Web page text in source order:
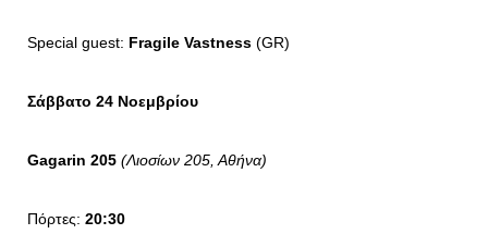
Special guest: Fragile Vastness (GR)
Σάββατο 24 Νοεμβρίου
Gagarin 205 (Λιοσίων 205, Αθήνα)
Πόρτες: 20:30